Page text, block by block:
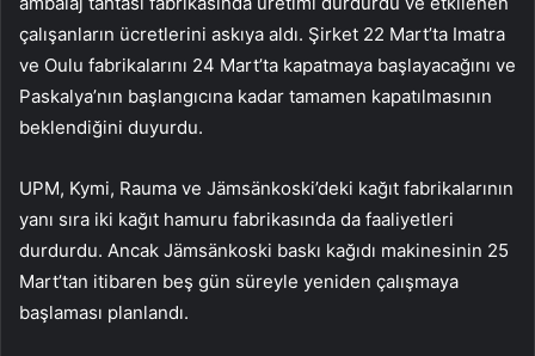
çalışanların ücretlerini askıya aldı. Şirket 22 Mart’ta Imatra
ve Oulu fabrikalarını 24 Mart’ta kapatmaya başlayacağını ve
Paskalya’nın başlangıcına kadar tamamen kapatılmasının
beklendiğini duyurdu.
UPM, Kymi, Rauma ve Jämsänkoski’deki kağıt fabrikalarının
yanı sıra iki kağıt hamuru fabrikasında da faaliyetleri
durdurdu. Ancak Jämsänkoski baskı kağıdı makinesinin 25
Mart’tan itibaren beş gün süreyle yeniden çalışmaya
başlaması planlandı.